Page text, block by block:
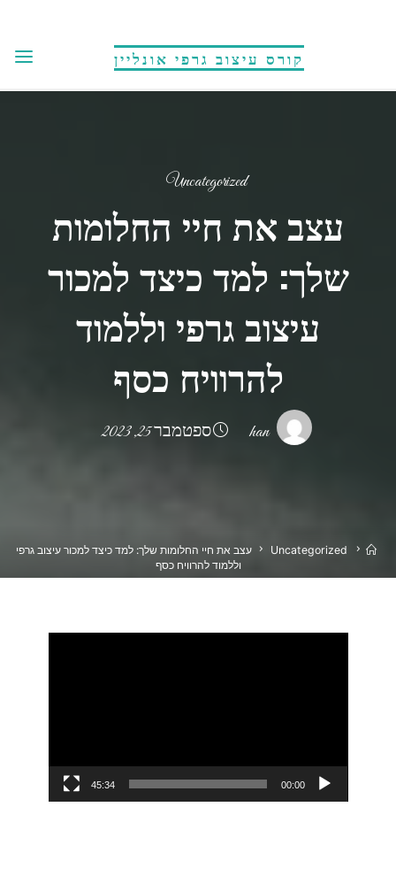
קורס עיצוב גרפי אונליין
Uncategorized
עצב את חיי החלומות
שלך: למד כיצד למכור
עיצוב גרפי וללמוד
להרוויח כסף
han ספטמבר 25, 2023
בית Uncategorized
עצב את חיי החלומות שלך: למד כיצד למכור עיצוב גרפי
וללמוד להרוויח כסף
00:00
45:34